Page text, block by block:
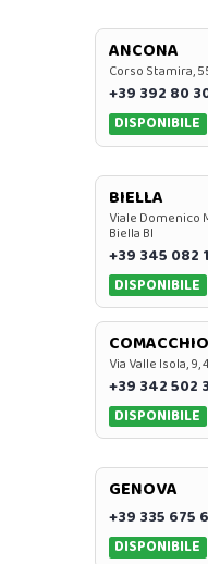
ANCONA
Corso Stamira,
+39 392 80
DISPONIBILE
BIELLA
Viale Domenico
Biella BI
+39 345 082
DISPONIBILE
COMACCHIO
Via Valle Isola,
+39 342 502
DISPONIBILE
GENOVA
+39 335 675
DISPONIBILE